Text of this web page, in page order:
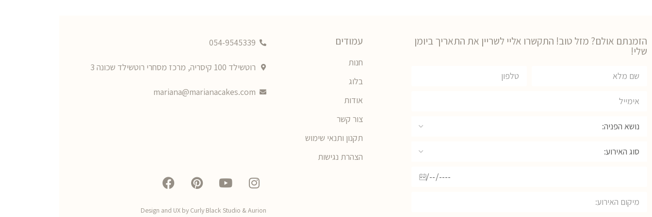
הזמנתם אולם? מזל טוב! התקשרו אליי לשריין את התאריך ביומן
שלי!
עמודים
חנות
בלוג
אודות
צור קשר
תקנון ותנאי שימוש
הצהרת נגישות
054-9545339
רוטשילד 100 קיסריה, מרכז מסחרי רוטשילד שכונה 3
mariana@marianacakes.com
Design and UX by Curly Black Studio &Aurion